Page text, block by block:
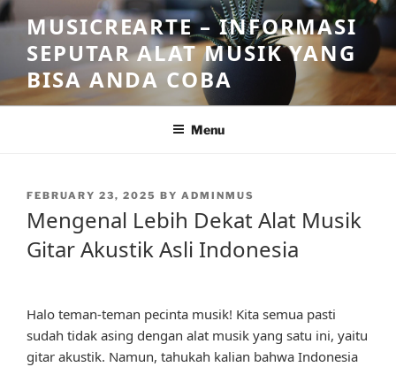
Skip
to
content
MUSICREARTE – INFORMASI
SEPUTAR ALAT MUSIK YANG
BISA ANDA COBA
Menu
POSTED
FEBRUARY 23, 2025 BY ADMINMUS
Mengenal Lebih Dekat Alat Musik
Gitar Akustik Asli Indonesia
Halo teman-teman pecinta musik! Kita semua pasti
sudah tidak asing dengan alat musik yang satu ini, yaitu
gitar akustik. Namun, tahukah kalian bahwa Indonesia